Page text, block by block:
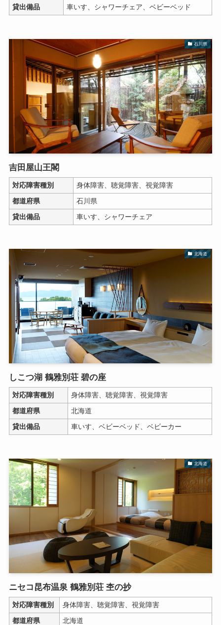
貸出備品 車いす、シャワーチェア、ベビーベッド
石川県
吉田屋山王閣
対応障害種別
身体障害、聴覚障害、視覚障害
都道府県
石川県
貸出備品
車いす、シャワーチェア
北海道
しこつ湖 鶴雅別荘 碧の座
対応障害種別
身体障害、聴覚障害、視覚障害
都道府県
北海道
貸出備品
車いす、ベビーベッド、ベビーカー
北海道
ニセコ昆布温泉 鶴雅別荘 杢の抄
対応障害種別
身体障害、聴覚障害、視覚障害
都道府県
北海道